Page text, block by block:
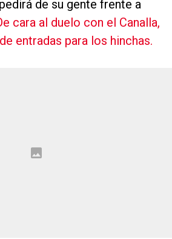
de su gente frente a
cara al duelo con el Canalla,
entradas para los hinchas.